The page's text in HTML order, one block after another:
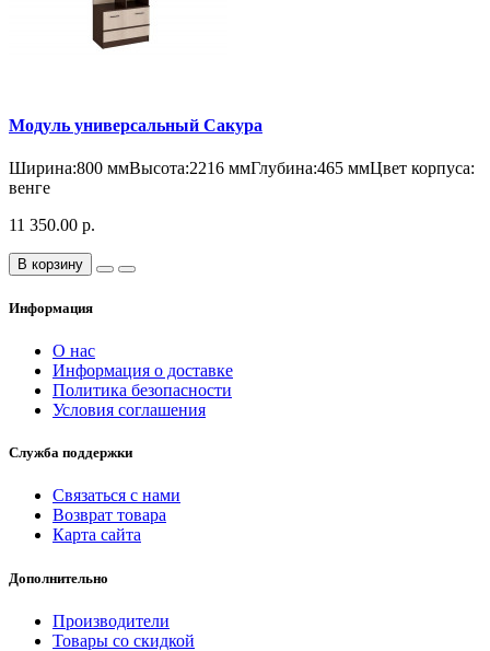
Модуль универсальный Сакура
Ширина:800 ммВысота:2216 ммГлубина:465 ммЦвет корпуса:
венге
11 350.00 р.
В корзину
Информация
О нас
Информация о доставке
Политика безопасности
Условия соглашения
Служба поддержки
Связаться с нами
Возврат товара
Карта сайта
Дополнительно
Производители
Товары со скидкой